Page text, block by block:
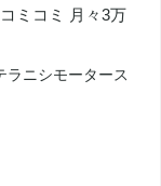
ミコミ 月々3万
ラニシモータース